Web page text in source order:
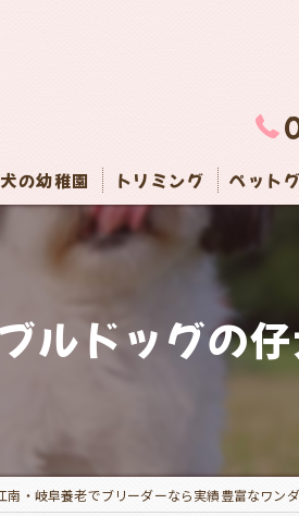
犬の幼稚園 トリミング ペット
ルドッグの
南・岐阜養老でブリーダーなら実績豊富なワン